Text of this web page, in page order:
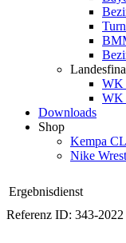
WK
Downloads
Shop
Kempa
Nike
Ergebnisdienst
Referenz ID: 343-2022